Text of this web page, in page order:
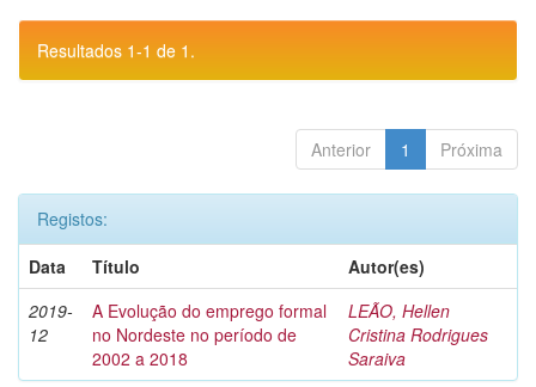
Resultados 1-1 de 1.
Anterior 1 Próxima
Registos:
Data
Título
Autor(es)
2019-
12
A Evolução do emprego formal
no Nordeste no período de
2002 a 2018
LEÃO, Hellen
Cristina Rodrigues
Saraiva